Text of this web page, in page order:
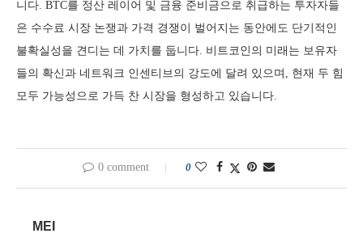
니다. BTC를 정산 레이어 및 금융 준비금으로 취급하는 투자자들
은 수수료 시장 논쟁과 가격 경쟁이 벌어지는 동안에도 단기적인
불확실성을 견디는 데 가치를 둡니다. 비트코인의 미래는 보유자
들의 확신과 네트워크 인센티브의 강도에 달려 있으며, 현재 두 힘
모두 가능성으로 가득 찬 시장을 형성하고 있습니다.
0 comment 0
MEI